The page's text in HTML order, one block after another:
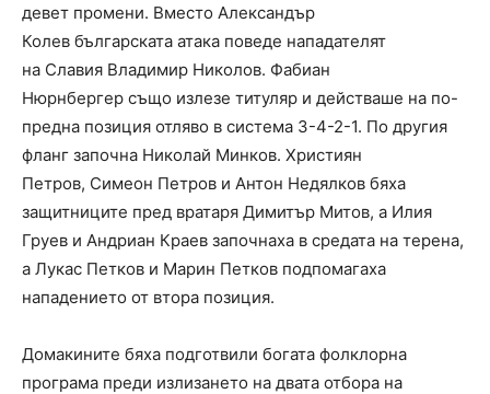
девет промени. Вместо Александър
Колев българската атака поведе нападателят
на Славия Владимир Николов. Фабиан
Нюрнбергер също излезе титуляр и действаше на по-
предна позиция отляво в система 3-4-2-1. По другия
фланг започна Николай Минков. Християн
Петров, Симеон Петров и Антон Недялков бяха
защитниците пред вратаря Димитър Митов, а Илия
Груев и Андриан Краев започнаха в средата на терена,
а Лукас Петков и Марин Петков подпомагаха
нападението от втора позиция.
Домакините бяха подготвили богата фолклорна
програма преди излизането на двата отбора на